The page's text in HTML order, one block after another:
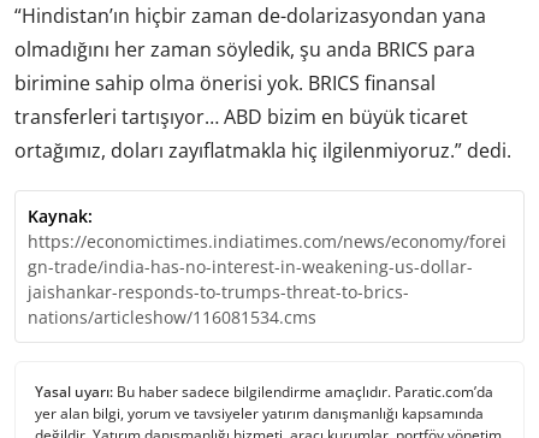
“Hindistan’ın hiçbir zaman de-dolarizasyondan yana
olmadığını her zaman söyledik, şu anda BRICS para
birimine sahip olma önerisi yok. BRICS finansal
transferleri tartışıyor… ABD bizim en büyük ticaret
ortağımız, doları zayıflatmakla hiç ilgilenmiyoruz.” dedi.
Kaynak:
https://economictimes.indiatimes.com/news/economy/forei
gn-trade/india-has-no-interest-in-weakening-us-dollar-
jaishankar-responds-to-trumps-threat-to-brics-
nations/articleshow/116081534.cms
Yasal uyarı: Bu haber sadece bilgilendirme amaçlıdır. Paratic.com’da
yer alan bilgi, yorum ve tavsiyeler yatırım danışmanlığı kapsamında